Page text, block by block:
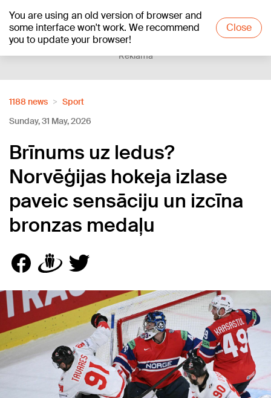
You are using an old version of browser and
some interface won't work. We recommend
you to update your browser!
Close
+21°C
Reklāma
1188 news
Sport
Sunday, 31 May, 2026
Brīnums uz ledus?
Norvēģijas hokeja izlase
paveic sensāciju un izcīna
bronzas medaļu